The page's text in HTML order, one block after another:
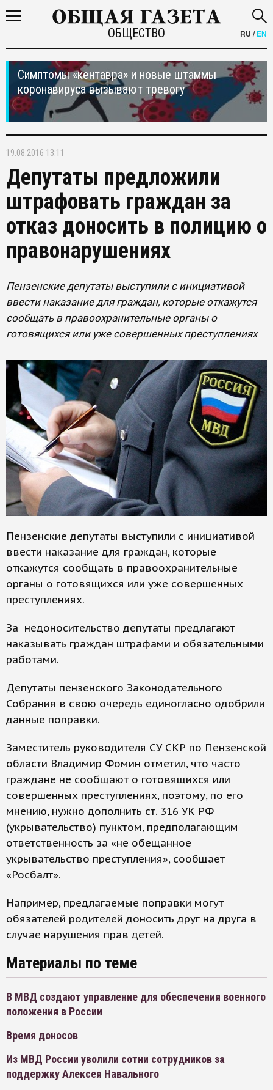
ОБЩЕСТВО RU /EN
Симптомы «кентавра» и новые штаммы
коронавируса вызывают тревогу
19.08.2016 13:11
Депутаты предложили
штрафовать граждан за
отказ доносить в полицию о
правонарушениях
Пензенские депутаты выступили с инициативой
ввести наказание для граждан, которые откажутся
сообщать в правоохранительные органы о
готовящихся или уже совершенных преступлениях
Пензенские депутаты выступили с инициативой
ввести наказание для граждан, которые
откажутся сообщать в правоохранительные
органы о готовящихся или уже совершенных
преступлениях.
За недоносительство депутаты предлагают
наказывать граждан штрафами и обязательными
работами.
Депутаты пензенского Законодательного
Собрания в свою очередь единогласно одобрили
данные поправки.
Заместитель руководителя СУ СКР по Пензенской
области Владимир Фомин отметил, что часто
граждане не сообщают о готовящихся или
совершенных преступлениях, поэтому, по его
мнению, нужно дополнить ст. 316 УК РФ
(укрывательство) пунктом, предполагающим
ответственность за «не обещанное
укрывательство преступления», сообщает
«Росбалт».
Например, предлагаемые поправки могут
обязателей родителей доносить друг на друга в
случае нарушения прав детей.
Материалы по теме
В МВД создают управление для обеспечения военного
положения в России
Время доносов
Из МВД России уволили сотни сотрудников за
поддержку Алексея Навального